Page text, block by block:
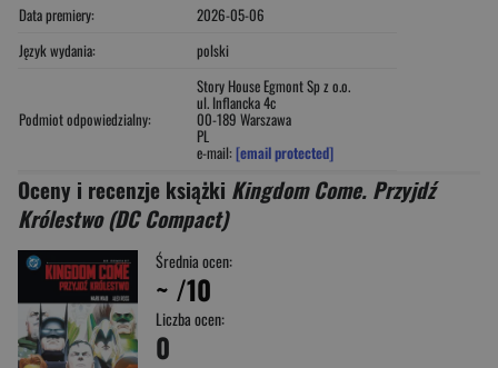
Data premiery:
2026-05-06
Język wydania:
polski
Podmiot odpowiedzialny:
Story House Egmont Sp z o.o.
ul. Inflancka 4c
00-189 Warszawa
PL
e-mail: [email protected]
Oceny i recenzje książki Kingdom Come. Przyjdź
Królestwo (DC Compact)
Średnia ocen:
~ /10
Liczba ocen:
0